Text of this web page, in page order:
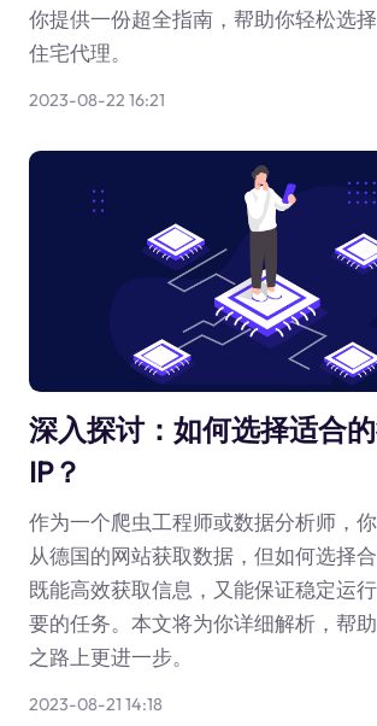
你提供一份超全指南，帮助你轻松选
住宅代理。
2023-08-22 16:21
深入探讨：如何选择适合
IP？
作为一个爬虫工程师或数据分析师，
从德国的网站获取数据，但如何选择合
既能高效获取信息，又能保证稳定运
要的任务。本文将为你详细解析，帮
之路上更进一步。
2023-08-21 14:18